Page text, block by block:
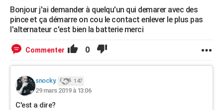
Bonjour j'ai demander à quelqu'un qui demarer avec des
pince et ça démarre on cou le contact enlever le plus pas
l'alternateur c'est bien la batterie merci
Commenter 0
snocky. 147
29 mars 2019 à 13:06
C'est a dire?